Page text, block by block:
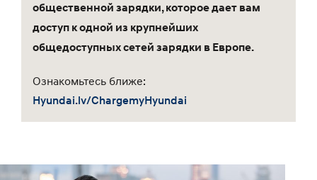
общественной зарядки, которое дает вам
доступ к одной из крупнейших
общедоступных сетей зарядки в Европе.
Ознакомьтесь ближе:
Hyundai.lv/ChargemyHyundai